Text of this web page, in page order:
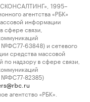
1995–
агентства «РБК»
информации
сфере связи,
63848) и сетевого
средства массовой
надзору в сфере связи,
№ФС77-82385)
агентство «РБК».